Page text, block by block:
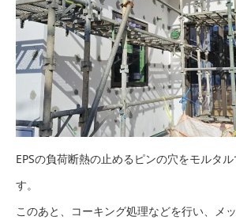
EPSの負荷断熱の止めるピンの穴をモルタ
す。
このあと、コーキング処理などを行い、メッ